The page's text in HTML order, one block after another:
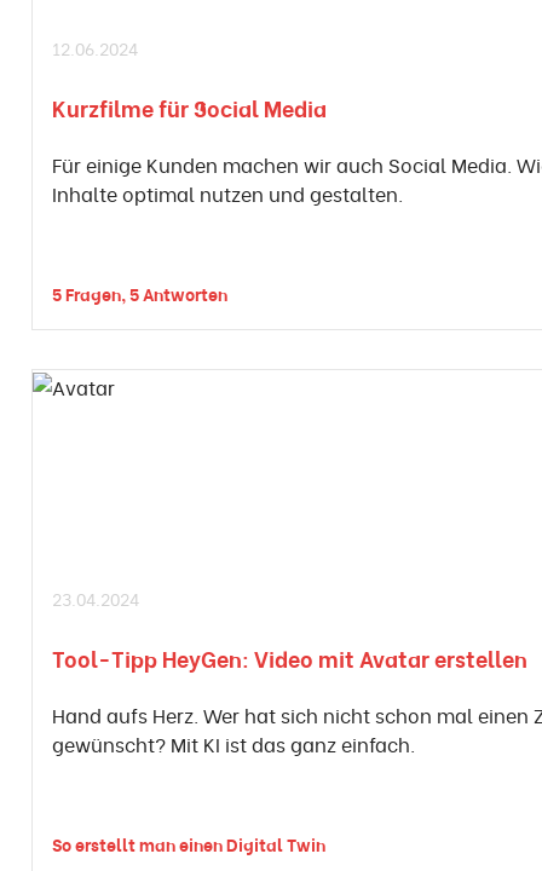
12.06.2024
Kurzfilme für Social Media
Für einige Kunden machen wir auch Social Media.
Inhalte optimal nutzen und gestalten.
5 Fragen, 5 Antworten
23.04.2024
Tool-Tipp HeyGen: Video mit Avatar erstellen
Hand aufs Herz. Wer hat sich nicht schon mal einen
gewünscht? Mit KI ist das ganz einfach.
So erstellt man einen Digital Twin